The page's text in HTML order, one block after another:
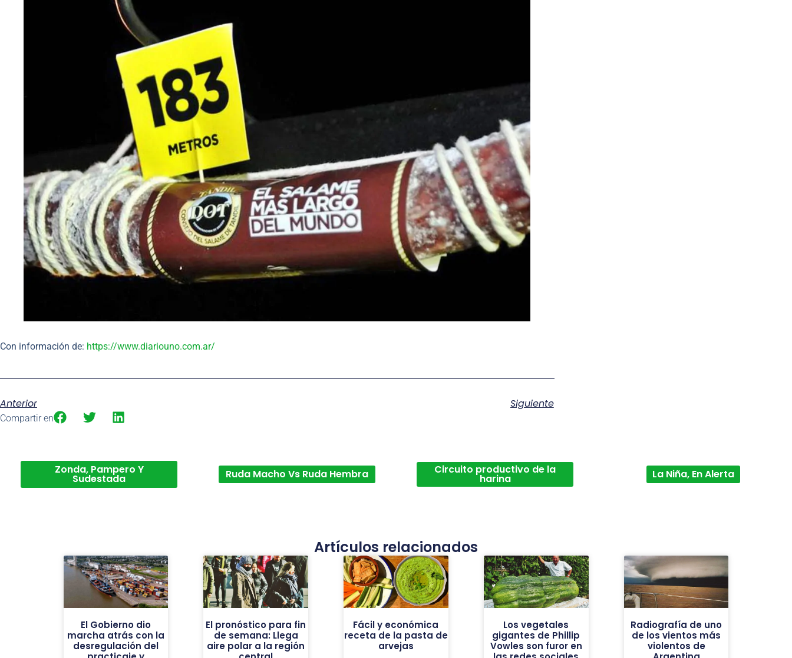
Con información de: https://www.diariouno.com.ar/
Anterior Siguiente
Compartir en
Zonda, Pampero Y
Sudestada Ruda Macho Vs Ruda Hembra Circuito productivo de la
harina La Niña, En Alerta
Artículos relacionados
El Gobierno dio
marcha atrás con la
desregulación del
El pronóstico para fin
de semana: Llega
aire polar a la región
Fácil y económica
receta de la pasta de
arvejas
Los vegetales
gigantes de Phillip
Vowles son furor en
Radiografía de uno
de los vientos más
violentos de